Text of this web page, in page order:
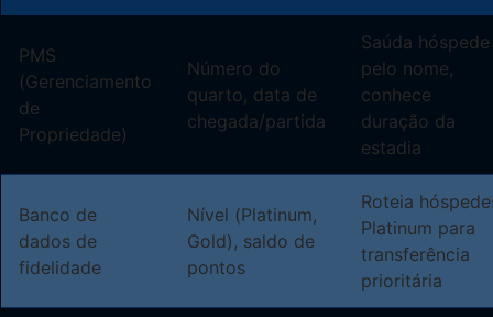
PMS
(Gerenciamento
de
Propriedade)
Número do
quarto, data de
chegada/partida
Saúda hóspede
pelo nome,
conhece
duração da
estadia
Banco de
dados de
fidelidade
Nível (Platinum,
Gold), saldo de
pontos
Roteia
Platinum para
transferência
prioritária